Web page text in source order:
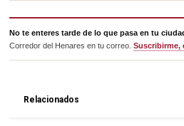
No te enteres tarde de lo que pasa en tu
Corredor del Henares en tu correo.Suscribirme,
Relacionados